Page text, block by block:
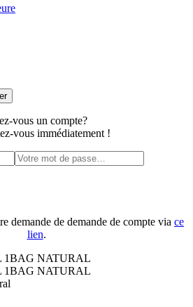
vous un compte?
vous immédiatement !
demande de demande de compte via ce
lien.